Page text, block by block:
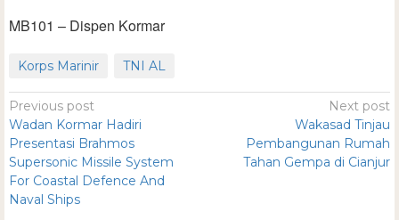
MB101 – Dispen Kormar
Korps Marinir TNI AL
Previous post
Wadan Kormar Hadiri
Presentasi Brahmos
Supersonic Missile System
For Coastal Defence And
Naval Ships
Next post
Wakasad Tinjau
Pembangunan Rumah
Tahan Gempa di Cianjur